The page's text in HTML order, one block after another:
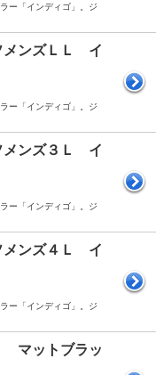
ー「インディゴ」。ジ
ンズＬＬ イ
ー「インディゴ」。ジ
ンズ３Ｌ イ
ー「インディゴ」。ジ
ンズ４Ｌ イ
ー「インディゴ」。ジ
マットブラッ